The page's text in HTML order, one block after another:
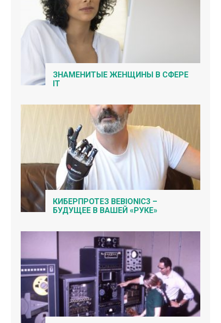
ЗНАМЕНИТЫЕ ЖЕНЩИНЫ В СФЕРЕ
IT
КИБЕРПРОТЕЗ BEBIONIC3 –
БУДУЩЕЕ В ВАШЕЙ «РУКЕ»